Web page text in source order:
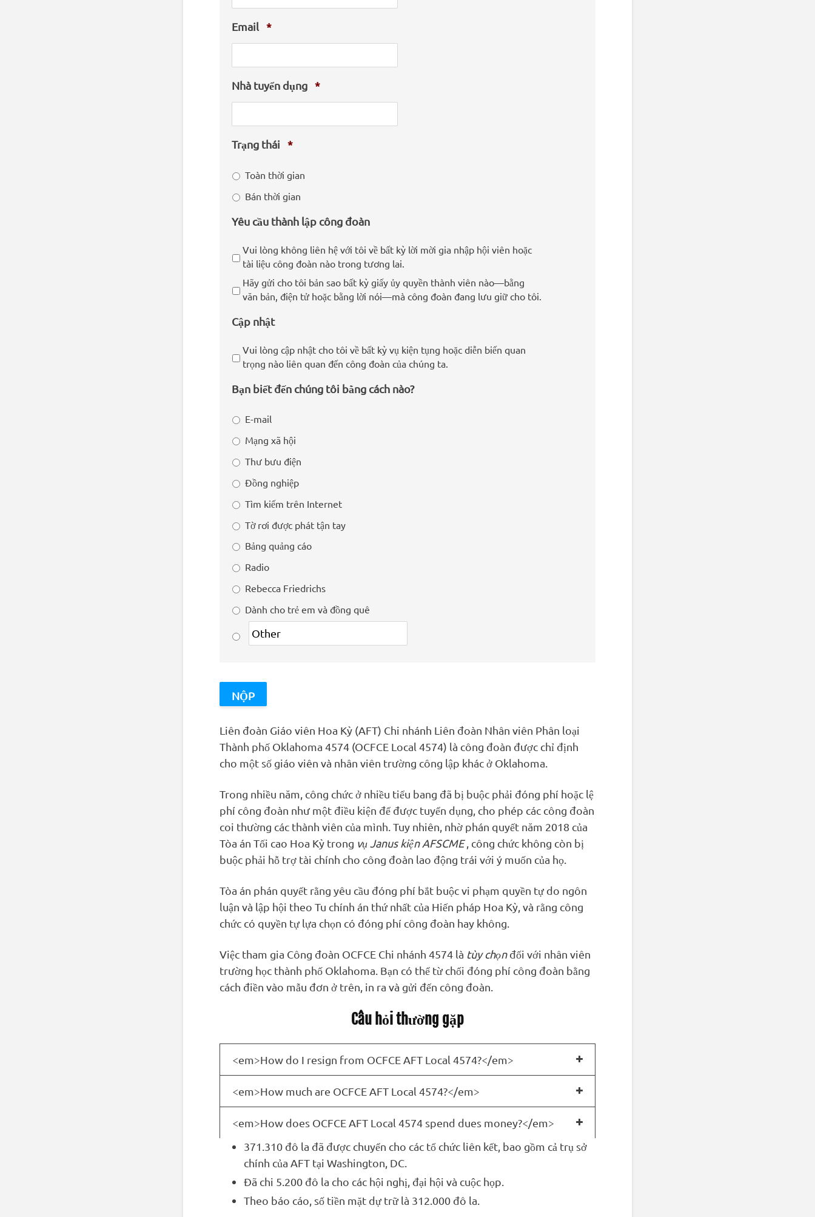
Email *
Nhà tuyển dụng *
Trạng thái *
Toàn thời gian
Bán thời gian
Yêu cầu thành lập công đoàn
Vui lòng không liên hệ với tôi về bất kỳ lời mời gia nhập hội viên hoặc
tài liệu công đoàn nào trong tương lai.
Hãy gửi cho tôi bản sao bất kỳ giấy ủy quyền thành viên nào—bằng
văn bản, điện tử hoặc bằng lời nói—mà công đoàn đang lưu giữ cho tôi.
Cập nhật
Vui lòng cập nhật cho tôi về bất kỳ vụ kiện tụng hoặc diễn biến quan
trọng nào liên quan đến công đoàn của chúng ta.
Bạn biết đến chúng tôi bằng cách nào?
E-mail
Mạng xã hội
Thư bưu điện
Đồng nghiệp
Tìm kiếm trên Internet
Tờ rơi được phát tận tay
Bảng quảng cáo
Radio
Rebecca Friedrichs
Dành cho trẻ em và đồng quê
Liên đoàn Giáo viên Hoa Kỳ (AFT) Chi nhánh Liên đoàn Nhân viên Phân loại
Thành phố Oklahoma 4574 (OCFCE Local 4574) là công đoàn được chỉ định
cho một số giáo viên và nhân viên trường công lập khác ở Oklahoma.
Trong nhiều năm, công chức ở nhiều tiểu bang đã bị buộc phải đóng phí hoặc lệ
phí công đoàn như một điều kiện để được tuyển dụng, cho phép các công đoàn
coi thường các thành viên của mình. Tuy nhiên, nhờ phán quyết năm 2018 của
Tòa án Tối cao Hoa Kỳ trong vụ Janus kiện AFSCME, công chức không còn bị
buộc phải hỗ trợ tài chính cho công đoàn lao động trái với ý muốn của họ.
Tòa án phán quyết rằng yêu cầu đóng phí bắt buộc vi phạm quyền tự do ngôn
luận và lập hội theo Tu chính án thứ nhất của Hiến pháp Hoa Kỳ, và rằng công
chức có quyền tự lựa chọn có đóng phí công đoàn hay không.
Việc tham gia Công đoàn OCFCE Chi nhánh 4574 là tùy chọnđối với nhân viên
trường học thành phố Oklahoma. Bạn có thể từ chối đóng phí công đoàn bằng
cách điền vào mẫu đơn ở trên, in ra và gửi đến công đoàn.
Câu hỏi thường gặp
<em>How do I resign from OCFCE AFT Local 4574?</em>
<em>How much are OCFCE AFT Local 4574?</em>
<em>How does OCFCE AFT Local 4574 spend dues money?</em>
371.310 đô la đã được chuyển cho các tổ chức liên kết, bao gồm cả trụ sở
chính của AFT tại Washington, DC.
Đã chi 5.200 đô la cho các hội nghị, đại hội và cuộc họp.
Theo báo cáo, số tiền mặt dự trữ là 312.000 đô la.